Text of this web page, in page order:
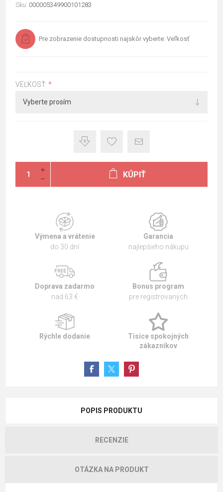
Sku: 000005349900101283
Pre zobrazenie dostupnosti najskôr vyberte: Veľkosť
VEĽKOSŤ: *
KÚPIŤ
Výmena a vrátenie
do 30 dní
Garancia
najlepšieho nákupu
Doprava zadarmo
nad 63 €
Bonus program
pre registrovaných
Rýchle dodanie
Tisíce spokojných
zákazníkov
POPIS PRODUKTU
RECENZIE
OTÁZKA NA PRODUKT